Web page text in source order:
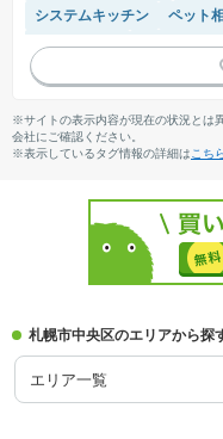
システムキッチン
ペット
エレベーター
温水洗浄便
※サイトの表示内容が現在の状況とは
会社にご確認ください。
※表示しているタグ情報の詳細は こち
札幌市中央区のエリアから探
エリア一覧